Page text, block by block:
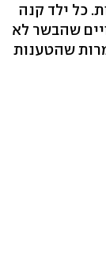
כל ילד קנה
שהבשר לא
שהטענות